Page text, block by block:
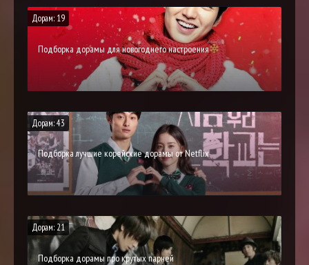
Дорам: 19
Подборка дорамы для новогоднего настроения
Дорам: 43
Подборка лучшие корейские дорамы от Netflix
Дорам: 21
Подборка дорамы про крутых парней